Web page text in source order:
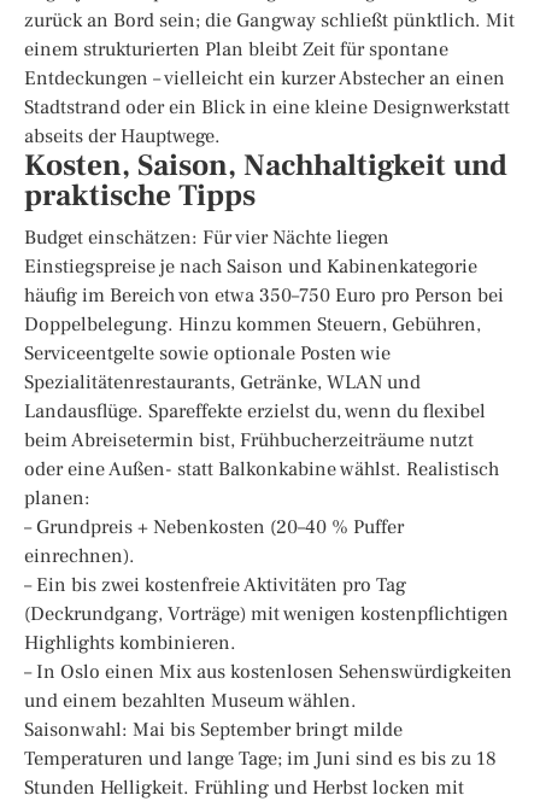
zurück an Bord sein; die Gangway schließt pünktlich. Mit
einem strukturierten Plan bleibt Zeit für spontane
Entdeckungen – vielleicht ein kurzer Abstecher an einen
Stadtstrand oder ein Blick in eine kleine Designwerkstatt
abseits der Hauptwege.
Kosten, Saison, Nachhaltigkeit und
praktische Tipps
Budget einschätzen: Für vier Nächte liegen
Einstiegspreise je nach Saison und Kabinenkategorie
häufig im Bereich von etwa 350–750 Euro pro Person bei
Doppelbelegung. Hinzu kommen Steuern, Gebühren,
Serviceentgelte sowie optionale Posten wie
Spezialitätenrestaurants, Getränke, WLAN und
Landausflüge. Spareffekte erzielst du, wenn du flexibel
beim Abreisetermin bist, Frühbucherzeiträume nutzt
oder eine Außen- statt Balkonkabine wählst. Realistisch
planen:
– Grundpreis + Nebenkosten (20–40 % Puffer
einrechnen).
– Ein bis zwei kostenfreie Aktivitäten pro Tag
(Deckrundgang, Vorträge) mit wenigen kostenpflichtigen
Highlights kombinieren.
– In Oslo einen Mix aus kostenlosen Sehenswürdigkeiten
und einem bezahlten Museum wählen.
Saisonwahl: Mai bis September bringt milde
Temperaturen und lange Tage; im Juni sind es bis zu 18
Stunden Helligkeit. Frühling und Herbst locken mit